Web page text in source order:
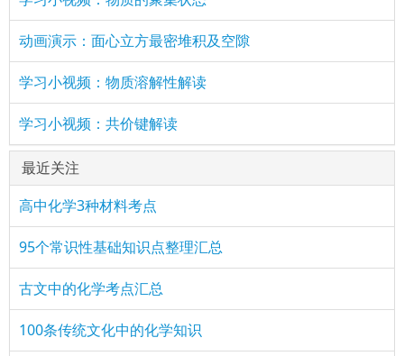
动画演示：面心立方最密堆积及空隙
学习小视频：物质溶解性解读
学习小视频：共价键解读
最近关注
高中化学3种材料考点
95个常识性基础知识点整理汇总
古文中的化学考点汇总
100条传统文化中的化学知识